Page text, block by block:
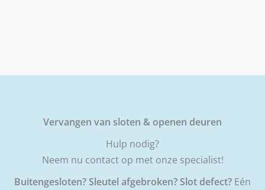
Vervangen van sloten & openen deuren
Hulp nodig?
Neem nu contact op met onze specialist!
Buitengesloten? Sleutel afgebroken? Slot defect? Eén